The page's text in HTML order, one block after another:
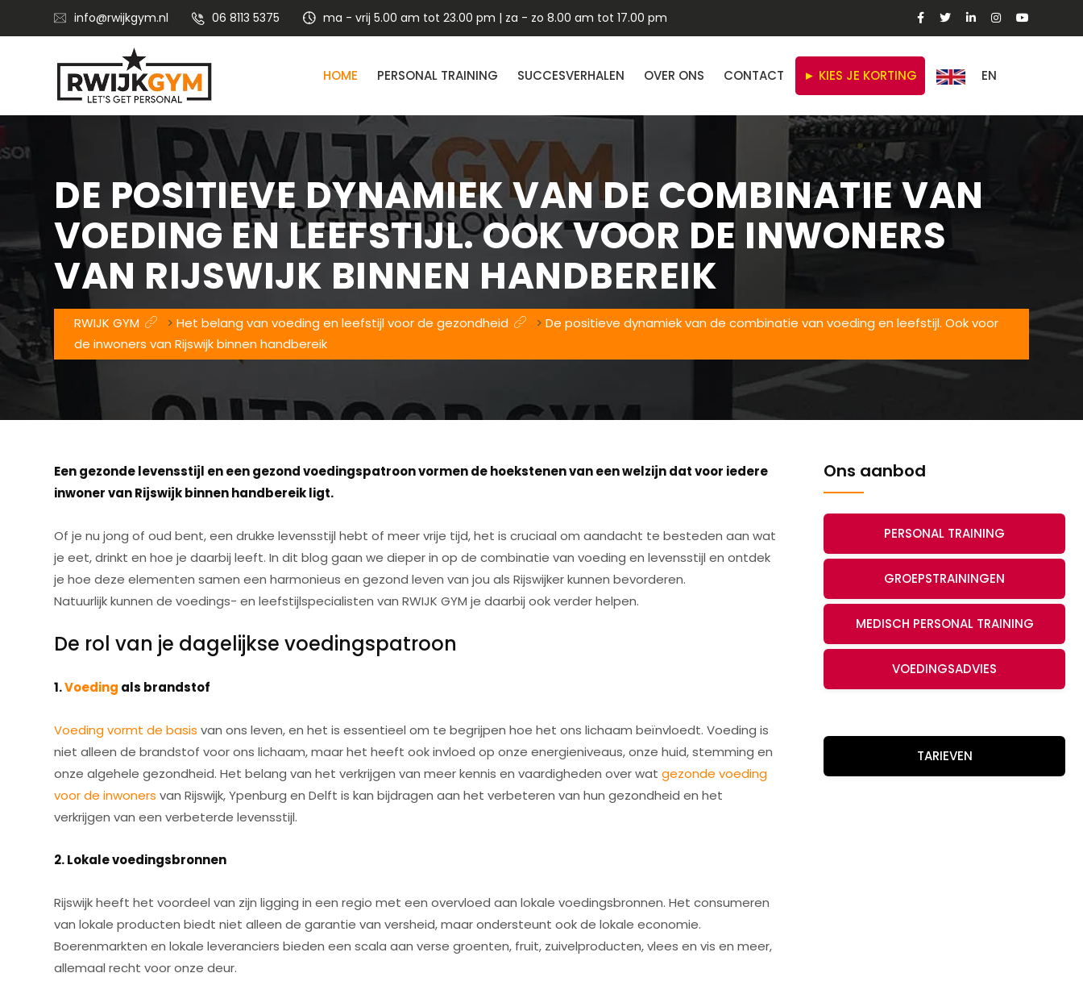
info@rwijkgym.nl 06 8113 5375 ma - vrij 5.00 am tot 23.00 pm | za - zo 8.00 am tot 17.00 pm
HOME PERSONAL TRAINING SUCCESVERHALEN OVER ONS CONTACT ► KIES JE KORTING EN
DE POSITIEVE DYNAMIEK VAN DE COMBINATIE VAN
VOEDING EN LEEFSTIJL. OOK VOOR DE INWONERS
VAN RIJSWIJK BINNEN HANDBEREIK
RWIJK GYM > Het belang van voeding en leefstijl voor de gezondheid > De positieve dynamiek van de combinatie van voeding en leefstijl. Ook voor
de inwoners van Rijswijk binnen handbereik
Een gezonde levensstijl en een gezond voedingspatroon vormen de hoekstenen van een welzijn dat voor iedere
inwoner van Rijswijk binnen handbereik ligt.
Of je nu jong of oud bent, een drukke levensstijl hebt of meer vrije tijd, het is cruciaal om aandacht te besteden aan wat
je eet, drinkt en hoe je daarbij leeft. In dit blog gaan we dieper in op de combinatie van voeding en levensstijl en ontdek
je hoe deze elementen samen een harmonieus en gezond leven van jou als Rijswijker kunnen bevorderen.
Natuurlijk kunnen de voedings- en leefstijlspecialisten van RWIJK GYM je daarbij ook verder helpen.
De rol van je dagelijkse voedingspatroon
1.Voeding als brandstof
Voeding vormt de basis van ons leven, en het is essentieel om te begrijpen hoe het ons lichaam beïnvloedt. Voeding is
niet alleen de brandstof voor ons lichaam, maar het heeft ook invloed op onze energieniveaus, onze huid, stemming en
onze algehele gezondheid. Het belang van het verkrijgen van meer kennis en vaardigheden over wat gezonde voeding
voor de inwoners van Rijswijk, Ypenburg en Delft is kan bijdragen aan het verbeteren van hun gezondheid en het
verkrijgen van een verbeterde levensstijl.
2. Lokale voedingsbronnen
Rijswijk heeft het voordeel van zijn ligging in een regio met een overvloed aan lokale voedingsbronnen. Het consumeren
van lokale producten biedt niet alleen de garantie van versheid, maar ondersteunt ook de lokale economie.
Boerenmarkten en lokale leveranciers bieden een scala aan verse groenten, fruit, zuivelproducten, vlees en vis en meer,
allemaal recht voor onze deur.
Ons aanbod
PERSONAL TRAINING
GROEPSTRAININGEN
MEDISCH PERSONAL TRAINING
VOEDINGSADVIES
TARIEVEN